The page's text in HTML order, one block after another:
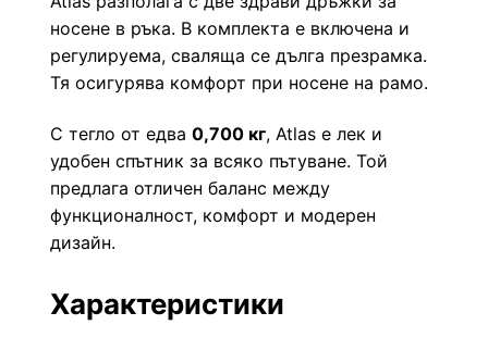
носене в ръка. В комплекта е включена и
регулируема, сваляща се дълга презрамка.
Тя осигурява комфорт при носене на рамо.
С тегло от едва 0,700 кг, Atlas е лек и
удобен спътник за всяко пътуване. Той
предлага отличен баланс между
функционалност, комфорт и модерен
дизайн.
Характеристики